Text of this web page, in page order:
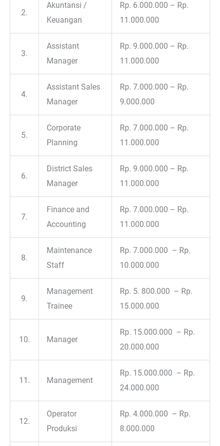
2.
Akuntansi /
Keuangan
Rp. 6.000.000 – Rp.
11.000.000
3.
Assistant
Manager
Rp. 9.000.000 – Rp.
11.000.000
4.
Assistant Sales
Manager
Rp. 7.000.000 – Rp.
9.000.000
5.
Corporate
Planning
Rp. 7.000.000 – Rp.
11.000.000
6.
District Sales
Manager
Rp. 9.000.000 – Rp.
11.000.000
7.
Finance and
Accounting
Rp. 7.000.000 – Rp.
11.000.000
8.
Maintenance
Staff
Rp. 7.000.000 – Rp.
10.000.000
9.
Management
Trainee
Rp. 5. 800.000 – Rp.
15.000.000
10. Manager
Rp. 15.000.000 – Rp.
20.000.000
11. Management
Rp. 15.000.000 – Rp.
24.000.000
12.
Operator
Produksi
Rp. 4.000.000 – Rp.
8.000.000